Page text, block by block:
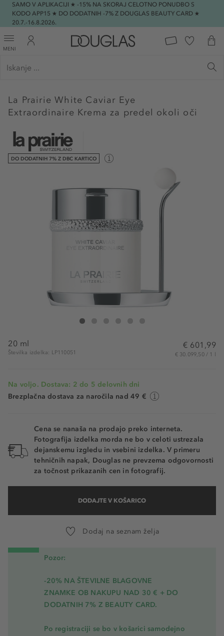
SAMO V APLIKACIJI ★ -15% NA SKORAJ CELOTNO PONUDBO S
KODO APP15 ★ DO DODATNIH -7% Z DOUGLAS BEAUTY CARD ★
20.7.-16.8.2026.
MENI
La PrairieWhite Caviar Eye
Extraordinaire Krema za predel okoli oči
DO DODATNIH 7% Z DBC KARTICO
La Prairie White Caviar Eye Extraordinaire
20 ml
Številka izdelka: LP110051
€ 601,99
€ 30.099,50 / 1 l
Na voljo. Dostava: 2 do 5 delovnih dni
Brezplačna dostava za naročila nad 49 €
Cena se nanaša na prodajo preko interneta.
Fotografija izdelka morda ne bo v celoti ustrezala
dejanskemu izgledu in vsebini izdelka. V primeru
tehničnih napak, Douglas ne prevzema odgovornosti
za točnost prikazanih cen in fotografij.
DODAJTE V KOŠARICO
Dodaj na seznam želja
Pozor:
-20% NA ŠTEVILNE BLAGOVNE
ZNAMKE OB NAKUPU NAD 30 € + DO
DODATNIH 7% Z BEAUTY CARD.
Po registraciji se bo v košarici samodejno